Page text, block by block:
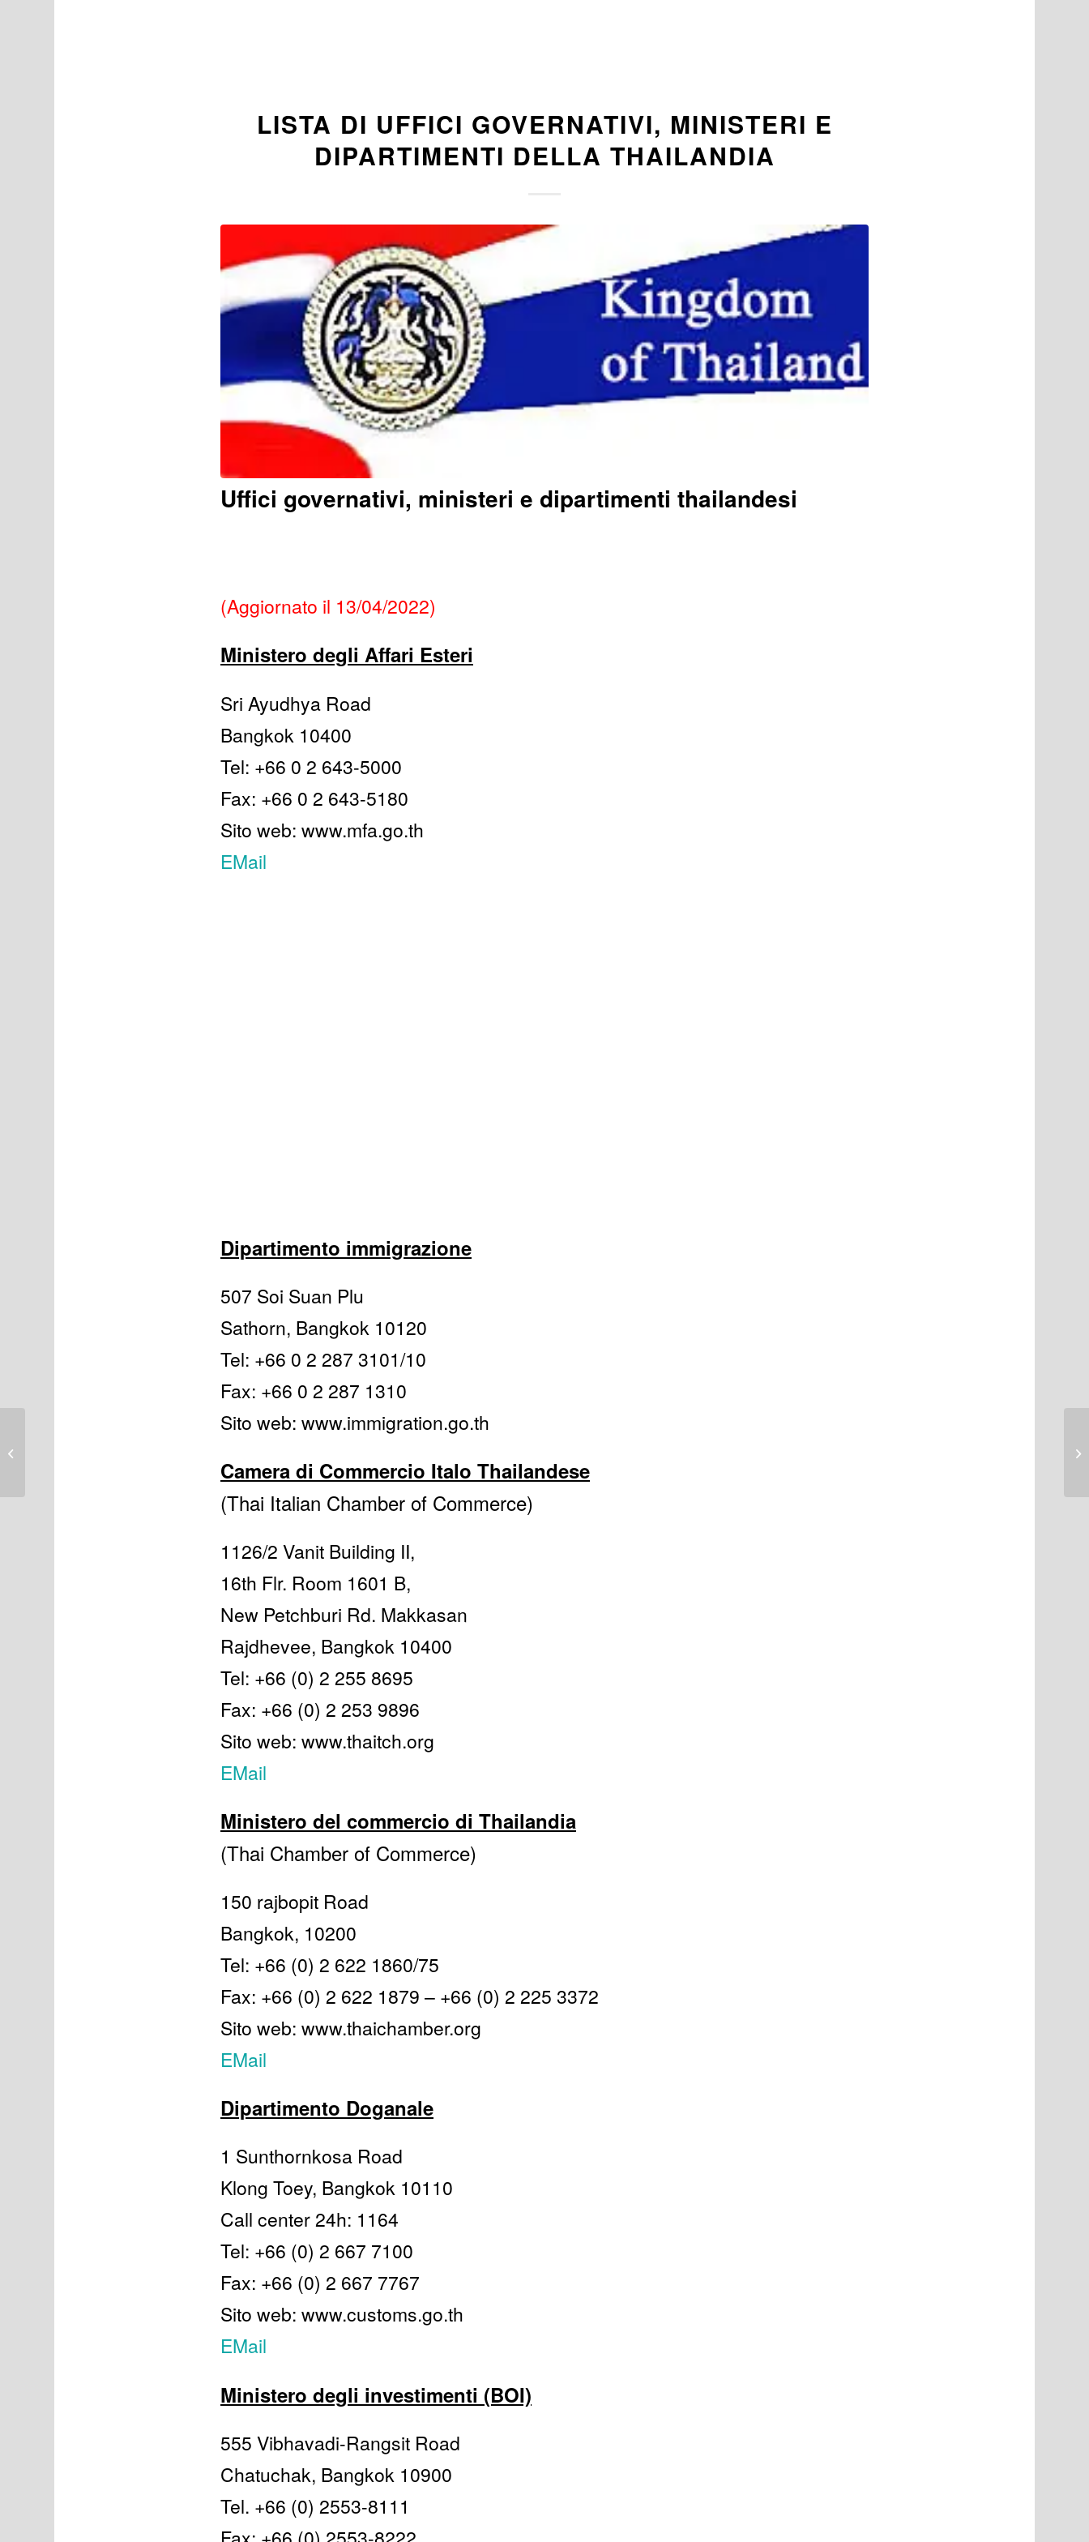
LISTA DI UFFICI GOVERNATIVI, MINISTERI E
DIPARTIMENTI DELLA THAILANDIA
Uffici governativi, ministeri e dipartimenti thailandesi
(Aggiornato il 13/04/2022)
Ministero degli Affari Esteri
Sri Ayudhya Road
Bangkok 10400
Tel: +66 0 2 643-5000
Fax: +66 0 2 643-5180
Sito web: www.mfa.go.th
EMail
Dipartimento immigrazione
507 Soi Suan Plu
Sathorn, Bangkok 10120
Tel: +66 0 2 287 3101/10
Fax: +66 0 2 287 1310
Sito web: www.immigration.go.th
Camera di Commercio Italo Thailandese
(Thai Italian Chamber of Commerce)
1126/2 Vanit Building II,
16th Flr. Room 1601 B,
New Petchburi Rd. Makkasan
Rajdhevee, Bangkok 10400
Tel: +66 (0) 2 255 8695
Fax: +66 (0) 2 253 9896
Sito web: www.thaitch.org
EMail
Ministero del commercio di Thailandia
(Thai Chamber of Commerce)
150 rajbopit Road
Bangkok, 10200
Tel: +66 (0) 2 622 1860/75
Fax: +66 (0) 2 622 1879 – +66 (0) 2 225 3372
Sito web: www.thaichamber.org
EMail
Dipartimento Doganale
1 Sunthornkosa Road
Klong Toey, Bangkok 10110
Call center 24h: 1164
Tel: +66 (0) 2 667 7100
Fax: +66 (0) 2 667 7767
Sito web: www.customs.go.th
EMail
Ministero degli investimenti (BOI)
555 Vibhavadi-Rangsit Road
Chatuchak, Bangkok 10900
Tel. +66 (0) 2553-8111